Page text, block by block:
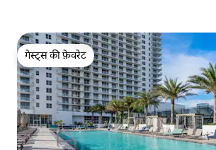
गेस्ट्स की फ़ेवरेट
गेस्ट्स की फ़ेवरेट